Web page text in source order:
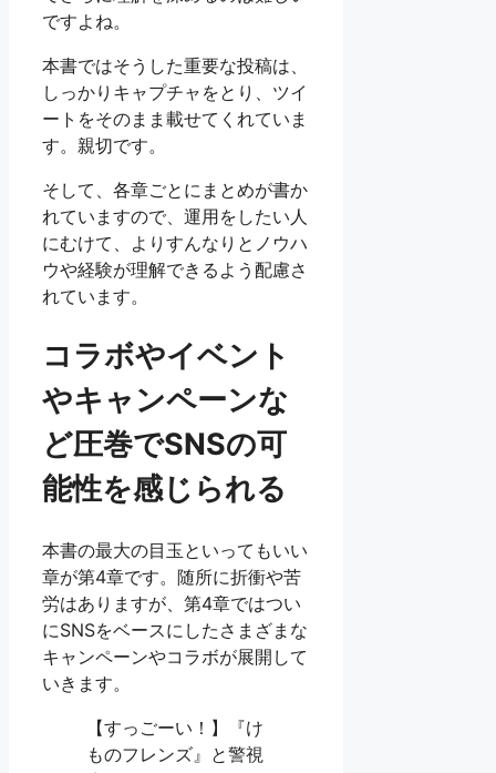
ですよね。
本書ではそうした重要な投稿は、
しっかりキャプチャをとり、ツイ
ートをそのまま載せてくれていま
す。親切です。
そして、各章ごとにまとめが書か
れていますので、運用をしたい人
にむけて、よりすんなりとノウハ
ウや経験が理解できるよう配慮さ
れています。
コラボやイベント
やキャンペーンな
ど圧巻でSNSの可
能性を感じられる
本書の最大の目玉といってもいい
章が第4章です。随所に折衝や苦
労はありますが、第4章ではつい
にSNSをベースにしたさまざまな
キャンペーンやコラボが展開して
いきます。
【すっごーい！】『け
ものフレンズ』と警視